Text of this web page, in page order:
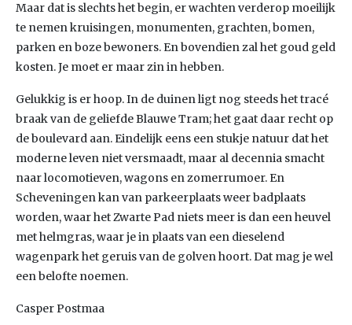
Maar dat is slechts het begin, er wachten verderop moeilijk
te nemen kruisingen, monumenten, grachten, bomen,
parken en boze bewoners. En bovendien zal het goud geld
kosten. Je moet er maar zin in hebben.
Gelukkig is er hoop. In de duinen ligt nog steeds het tracé
braak van de geliefde Blauwe Tram; het gaat daar recht op
de boulevard aan. Eindelijk eens een stukje natuur dat het
moderne leven niet versmaadt, maar al decennia smacht
naar locomotieven, wagons en zomerrumoer. En
Scheveningen kan van parkeerplaats weer badplaats
worden, waar het Zwarte Pad niets meer is dan een heuvel
met helmgras, waar je in plaats van een dieselend
wagenpark het geruis van de golven hoort. Dat mag je wel
een belofte noemen.
Casper Postmaa